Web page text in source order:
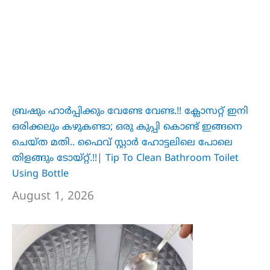
ബ്രഷും ഹാർപ്പിക്കും വേണ്ടേ വേണ്ട.!! ക്ലോസറ്റ് ഇനി
ഒരിക്കലും കഴുകണ്ടാ; ഒരു കുപ്പി കൊണ്ട് ഇങ്ങനെ
ചെയ്ത മതി.. ഫൈവ് സ്റ്റാർ ഹോട്ടലിലെ പോലെ
തിളങ്ങും ടോയ്റ്റ്.!!| Tip To Clean Bathroom Toilet
Using Bottle
August 1, 2026